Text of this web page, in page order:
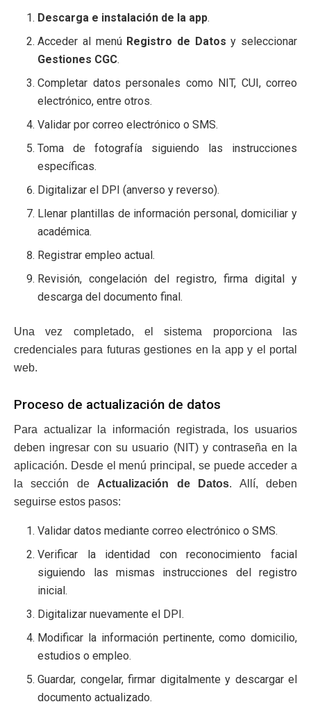
Descarga e instalación de la app.
Acceder al menú Registro de Datos y seleccionar
Gestiones CGC.
Completar datos personales como NIT, CUI, correo
electrónico, entre otros.
Validar por correo electrónico o SMS.
Toma de fotografía siguiendo las instrucciones
específicas.
Digitalizar el DPI (anverso y reverso).
Llenar plantillas de información personal, domiciliar y
académica.
Registrar empleo actual.
Revisión, congelación del registro, firma digital y
descarga del documento final.
Una vez completado, el sistema proporciona las
credenciales para futuras gestiones en la app y el portal
web.
Proceso de actualización de datos
Para actualizar la información registrada, los usuarios
deben ingresar con su usuario (NIT) y contraseña en la
aplicación. Desde el menú principal, se puede acceder a
la sección de Actualización de Datos. Allí, deben
seguirse estos pasos:
Validar datos mediante correo electrónico o SMS.
Verificar la identidad con reconocimiento facial
siguiendo las mismas instrucciones del registro
inicial.
Digitalizar nuevamente el DPI.
Modificar la información pertinente, como domicilio,
estudios o empleo.
Guardar, congelar, firmar digitalmente y descargar el
documento actualizado.